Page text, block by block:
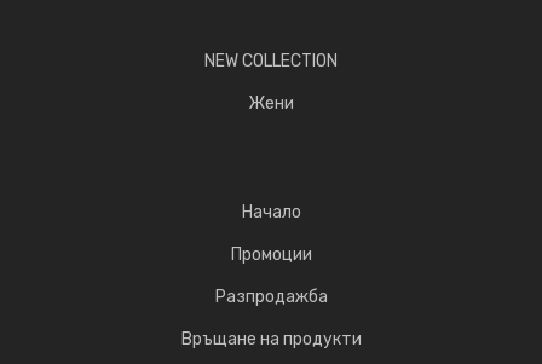
NEW COLLECTION
Жени
Начало
Промоции
Разпродажба
Връщане на продукти